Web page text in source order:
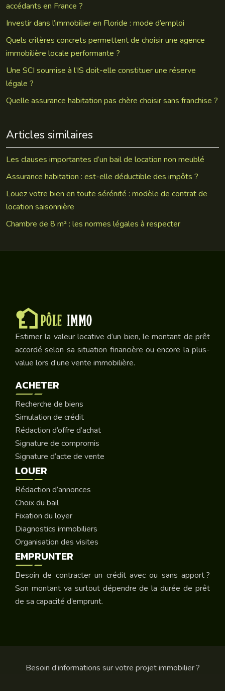
accédants en France ?
Investir dans l’immobilier en Floride : mode d’emploi
Quels critères concrets permettent de choisir une agence
immobilière locale performante ?
Une SCI soumise à l’IS doit-elle constituer une réserve
légale ?
Quelle assurance habitation pas chère choisir sans franchise ?
Articles similaires
Les clauses importantes d’un bail de location non meublé
Assurance habitation : est-elle déductible des impôts ?
Louez votre bien en toute sérénité : modèle de contrat de
location saisonnière
Chambre de 8 m² : les normes légales à respecter
Estimer la valeur locative d’un bien, le montant de prêt
accordé selon sa situation financière ou encore la plus-
value lors d’une vente immobilière.
ACHETER
Recherche de biens
Simulation de crédit
Rédaction d’offre d’achat
Signature de compromis
Signature d’acte de vente
LOUER
Rédaction d’annonces
Choix du bail
Fixation du loyer
Diagnostics immobiliers
Organisation des visites
EMPRUNTER
Besoin de contracter un crédit avec ou sans apport ?
Son montant va surtout dépendre de la durée de prêt
de sa capacité d’emprunt.
Besoin d’informations sur votre projet immobilier ?